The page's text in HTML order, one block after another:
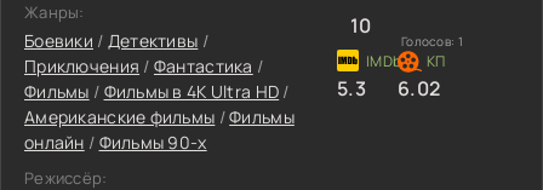
Жанры:
Боевики / Детективы /
Приключения / Фантастика /
Фильмы / Фильмы в 4K Ultra HD /
Американские фильмы /Фильмы
онлайн / Фильмы 90-х
Режиссёр:
10
Голосов: 1
5.3 6.02